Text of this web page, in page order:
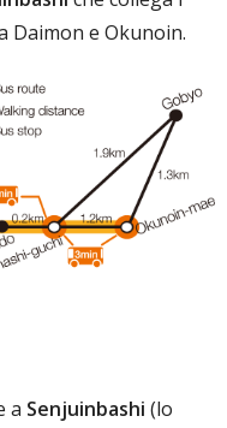
Daimon e Okunoin.
a Senjuinbashi (lo